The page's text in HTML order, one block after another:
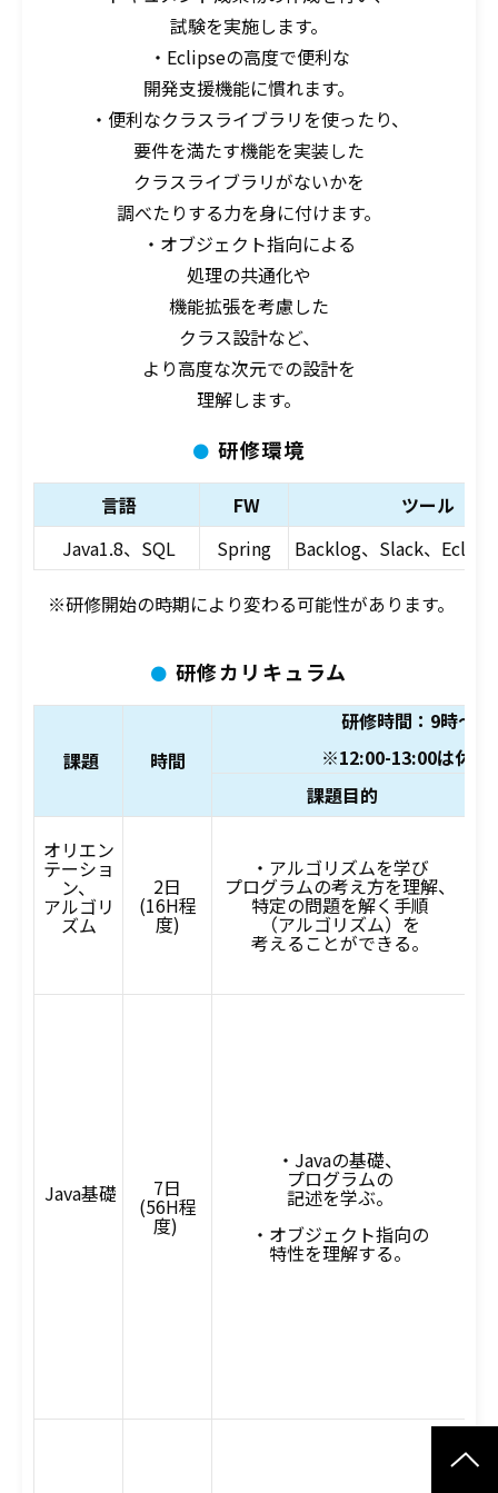
試験を実施します。
・Eclipseの高度で便利な
開発支援機能に慣れます。
・便利なクラスライブラリを使ったり、
要件を満たす機能を実装した
クラスライブラリがないかを
調べたりする力を身に付けます。
・オブジェクト指向による
処理の共通化や
機能拡張を考慮した
クラス設計など、
より高度な次元での設計を
理解します。
研修環境
言語 FW
ツール
Java1.8、SQL
Spring Backlog、Slack、
※研修開始の時期により変わる可能性があります。
研修カリキュラム
課題 時間
研修時間：9時～
※12:00-13:00は休憩
課題目的
オリエン
テーショ
ン、
アルゴリ
ズム
2日
(16H程
度)
・アルゴリズムを学び
プログラムの考え方を理解、
特定の問題を解く手順
（アルゴリズム）を
考えることができる。
Java基礎 7日
(56H程
度)
・Javaの基礎、
プログラムの
記述を学ぶ。
・オブジェクト指向の
特性を理解する。